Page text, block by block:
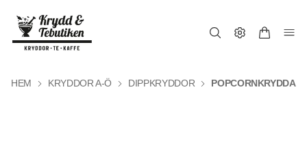
HEM KRYDDOR A-Ö DIPPKRYDDOR POPCORNKRYDDA